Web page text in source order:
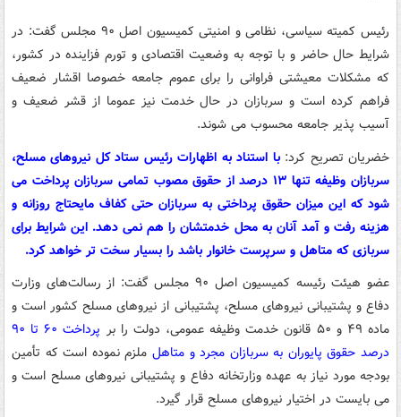
رئیس کمیته سیاسی، نظامی و امنیتی کمیسیون اصل ۹۰ مجلس گفت: در
شرایط حال حاضر و با توجه به وضعیت اقتصادی و تورم فزاینده در کشور،
که مشکلات معیشتی فراوانی را برای عموم جامعه خصوصا اقشار ضعیف
فراهم کرده است و سربازان در حال خدمت نیز عموما از قشر ضعیف و
آسیب پذیر جامعه محسوب می شوند.
خضریان تصریح کرد:با استناد به اظهارات رئیس ستاد کل نیروهای مسلح،
سربازان وظیفه تنها ۱۳ درصد از حقوق مصوب تمامی سربازان پرداخت می
شود که این میزان حقوق پرداختی به سربازان حتی کفاف مایحتاج روزانه و
هزینه رفت و آمد آنان به محل خدمتشان را هم نمی دهد. این شرایط برای
سربازی که متاهل و سرپرست خانوار باشد را بسیار سخت تر خواهد کرد.
عضو هیئت رئیسه کمیسیون اصل ۹۰ مجلس گفت: از رسالت‌های وزارت
دفاع و پشتیبانی نیروهای مسلح، پشتیبانی از نیروهای مسلح کشور است و
ماده ۴۹ و ۵۰ قانون خدمت وظیفه عمومی، دولت را بر
پرداخت ۶۰ تا ۹۰
درصد حقوق پایوران به سربازان مجرد و متاهل ملزم نموده است که تأمین
بودجه مورد نیاز به عهده وزارتخانه دفاع و پشتیبانی نیروهای مسلح است و
می بایست در اختیار نیروهای مسلح قرار گیرد.